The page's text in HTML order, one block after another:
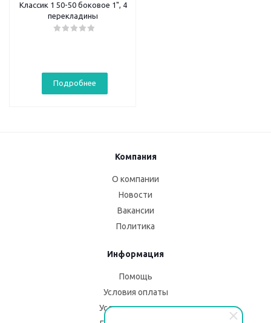
Классик 1 50-50 боковое 1", 4
перекладины
Подробнее
Компания
О компании
Новости
Вакансии
Политика
Информация
Помощь
Условия оплаты
Условия доставки